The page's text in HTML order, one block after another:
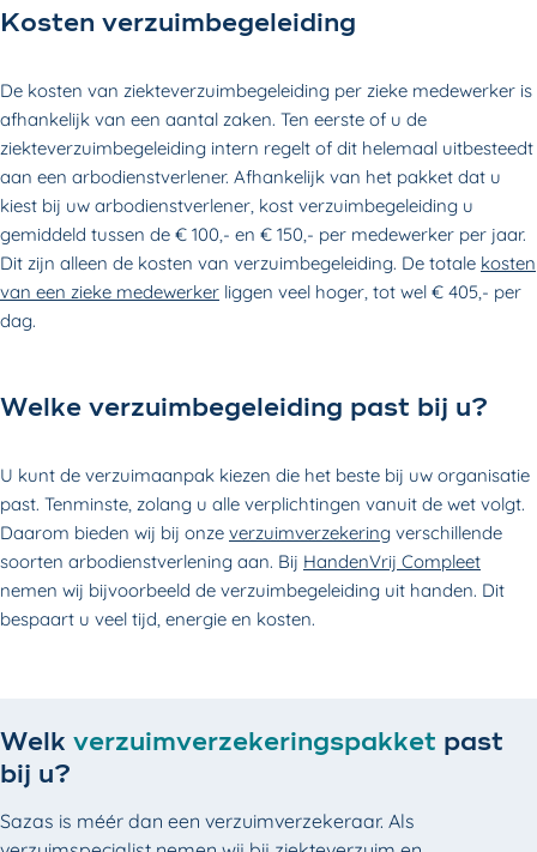
Kosten verzuimbegeleiding
De kosten van ziekteverzuimbegeleiding per zieke medewerker is
afhankelijk van een aantal zaken. Ten eerste of u de
ziekteverzuimbegeleiding intern regelt of dit helemaal uitbesteedt
aan een arbodienstverlener. Afhankelijk van het pakket dat u
kiest bij uw arbodienstverlener, kost verzuimbegeleiding u
gemiddeld tussen de € 100,- en € 150,- per medewerker per jaar.
Dit zijn alleen de kosten van verzuimbegeleiding. De totale kosten
van een zieke medewerker liggen veel hoger, tot wel € 405,- per
dag.
Welke verzuimbegeleiding past bij u?
U kunt de verzuimaanpak kiezen die het beste bij uw organisatie
past. Tenminste, zolang u alle verplichtingen vanuit de wet volgt.
Daarom bieden wij bij onze verzuimverzekering verschillende
soorten arbodienstverlening aan. Bij HandenVrij Compleet
nemen wij bijvoorbeeld de verzuimbegeleiding uit handen. Dit
bespaart u veel tijd, energie en kosten.
Welk verzuimverzekeringspakket past
bij u?
Sazas is méér dan een verzuimverzekeraar. Als